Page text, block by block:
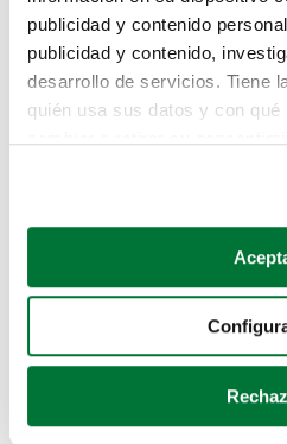
publicidad y contenido
publicidad y contenido,
desarrollo de servicios. Tiene
quién usa sus datos y con qué
Si lo permite, también
Recopilar información
Identificar su dispositivo
para buscar
Obtenga más información
te hemos traido
Pero puedes encontrar el
buscando en alguno de
Coches de segunda mano
Coches de km0